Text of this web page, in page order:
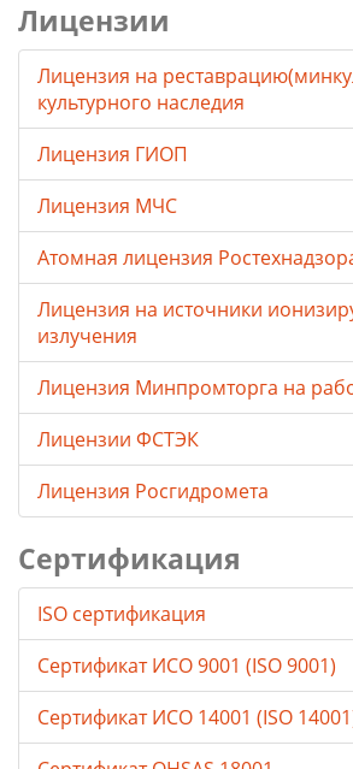
Лицензии
Лицензия на
культурного наследия
Лицензия ГИОП
Лицензия МЧС
Атомная лицензия
Лицензия на источники
излучения
Лицензия Минпромторга на
Лицензии ФСТЭК
Лицензия Росгидромета
Сертификация
ISO сертификация
Сертификат ИСО 9001 (ISO 9001)
Сертификат ИСО 14001 (ISO